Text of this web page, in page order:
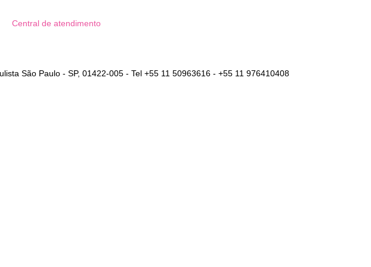
Central de atendimento
São Paulo - SP, 01422-005 - Tel +55 11 50963616 - +55 11 976410408